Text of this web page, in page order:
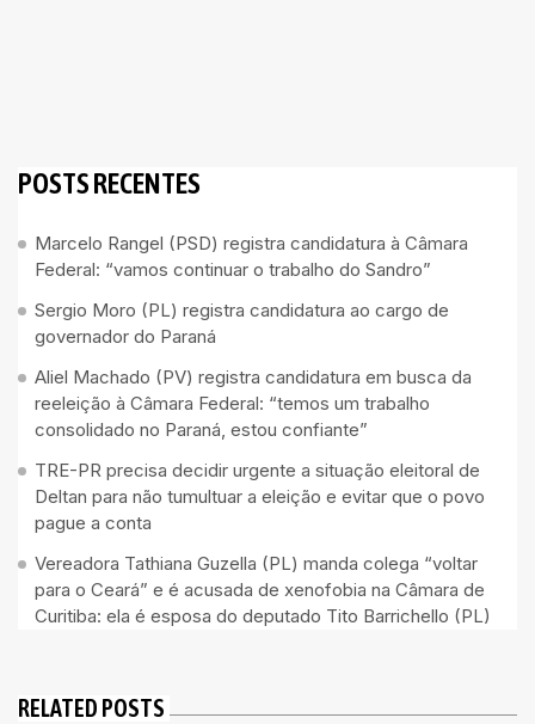
POSTS RECENTES
Marcelo Rangel (PSD) registra candidatura à Câmara
Federal: “vamos continuar o trabalho do Sandro”
Sergio Moro (PL) registra candidatura ao cargo de
governador do Paraná
Aliel Machado (PV) registra candidatura em busca da
reeleição à Câmara Federal: “temos um trabalho
consolidado no Paraná, estou confiante”
TRE-PR precisa decidir urgente a situação eleitoral de
Deltan para não tumultuar a eleição e evitar que o povo
pague a conta
Vereadora Tathiana Guzella (PL) manda colega “voltar
para o Ceará” e é acusada de xenofobia na Câmara de
Curitiba: ela é esposa do deputado Tito Barrichello (PL)
RELATED POSTS